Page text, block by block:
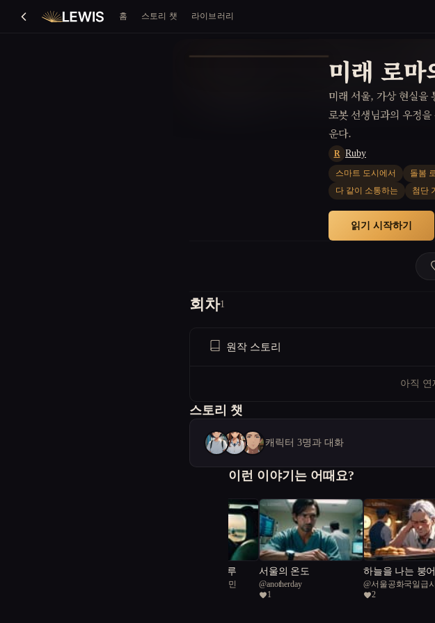
홈 스토리 챗 라이브러리
미래 로
미래 서울, 가상 현실을
로봇 선생님과의 우정
운다.
R Ruby
스마트 도시에서 돌봄
다 같이 소통하는
첨단
읽기 시작하기
회차1
원작 스토리
아직 연
스토리 챗
캐릭터 3명과 대화
이런 이야기는 어때요?
하늘을 빌려준 하루
서울공화국일급시민
서울의 온도
@anotherday
1
하늘을 나는 붕
@서울공화국일급
2